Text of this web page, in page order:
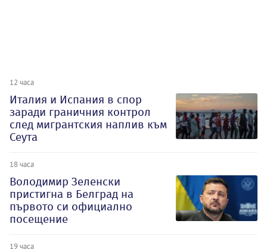
12 часа
Италия и Испания в спор
заради граничния контрол
след мигрантския наплив към
Сеута
18 часа
Володимир Зеленски
пристигна в Белград на
първото си официално
посещение
19 часа